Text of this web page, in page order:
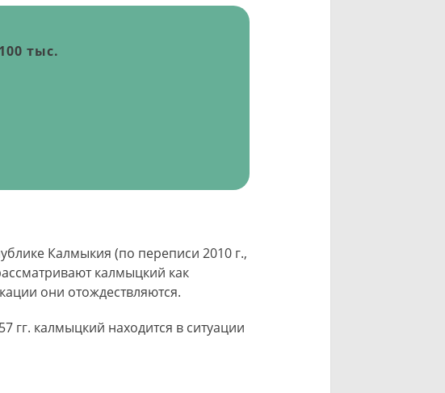
тыс.
Калмыкия (по переписи 2010 г.,
калмыцкий как
они отождествляются.
гг. калмыцкий находится в ситуации